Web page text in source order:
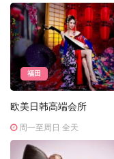
福田
欧美日韩高端会所
周一至周日 全天